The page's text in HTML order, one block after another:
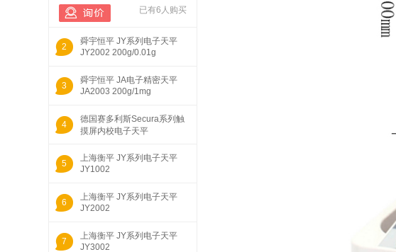
已有6人购买
2
舜宇恒平 JY系列电子天平
JY2002 200g/0.01g
3
舜宇恒平 JA电子精密天平
JA2003 200g/1mg
4
德国赛多利斯Secura系列触
摸屏内校电子天平
5
上海衡平 JY系列电子天平
JY1002
6
上海衡平 JY系列电子天平
JY2002
7
上海衡平 JY系列电子天平
JY3002